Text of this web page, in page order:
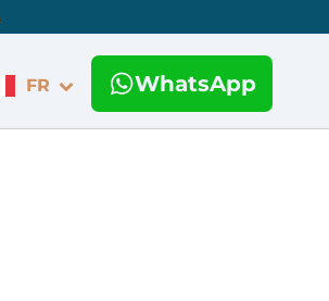
FR WhatsApp